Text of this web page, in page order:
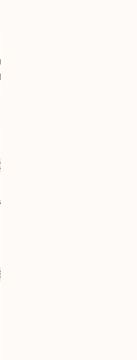
AMERICANO AVEC
MANUELLE ?